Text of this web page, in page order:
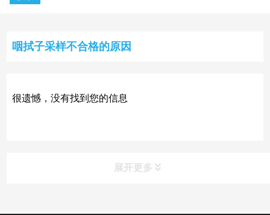
咽拭子采样不合格的原因
很遗憾，没有找到您的信息
展开更多
产品中心